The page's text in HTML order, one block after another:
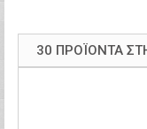
30 ΠΡΟΪΌΝΤΑ